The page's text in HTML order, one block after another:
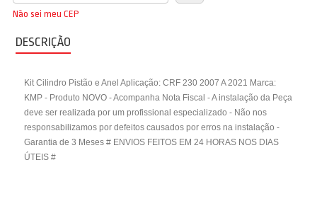
Não sei meu CEP
DESCRIÇÃO
Kit Cilindro Pistão e Anel Aplicação: CRF 230 2007 A 2021 Marca:
KMP - Produto NOVO - Acompanha Nota Fiscal - A instalação da Peça
deve ser realizada por um profissional especializado - Não nos
responsabilizamos por defeitos causados por erros na instalação -
Garantia de 3 Meses # ENVIOS FEITOS EM 24 HORAS NOS DIAS
ÚTEIS #